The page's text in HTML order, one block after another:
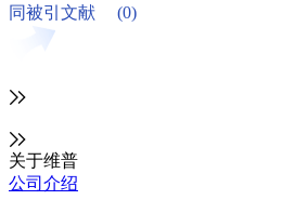
同被引文献 (0)
关于维普
公司介绍